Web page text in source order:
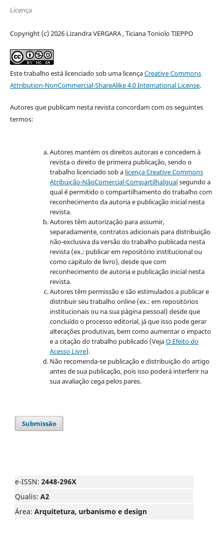
Licença
Copyright (c) 2026 Lizandra VERGARA , Ticiana Toniolo TIEPPO
Este trabalho está licenciado sob uma licençaCreative Commons
Attribution-NonCommercial-ShareAlike 4.0 International License.
Autores que publicam nesta revista concordam com os seguintes
termos:
Autores mantém os direitos autorais e concedem à
revista o direito de primeira publicação, sendo o
trabalho licenciado sob a licença Creative Commons
Atribuição-NãoComercial-CompartilhaIgualsegundo a
qual é permitido o compartilhamento do trabalho com
reconhecimento da autoria e publicação inicial nesta
revista.
Autores têm autorização para assumir,
separadamente, contratos adicionais para distribuição
não-exclusiva da versão do trabalho publicada nesta
revista (ex.: publicar em repositório institucional ou
como capítulo de livro), desde que com
reconhecimento de autoria e publicação inicial nesta
revista.
Autores têm permissão e são estimulados a publicar e
distribuir seu trabalho online (ex.: em repositórios
institucionais ou na sua página pessoal) desde que
concluído o processo editorial, já que isso pode gerar
alterações produtivas, bem como aumentar o impacto
e a citação do trabalho publicado (VejaO Efeito do
Acesso Livre).
Não recomenda-se publicação e distribuição do artigo
antes de sua publicação, pois isso poderá interferir na
sua avaliação cega pelos pares.
Submissão
e-ISSN: 2448-296X
Qualis: A2
Área: Arquitetura, urbanismo e design